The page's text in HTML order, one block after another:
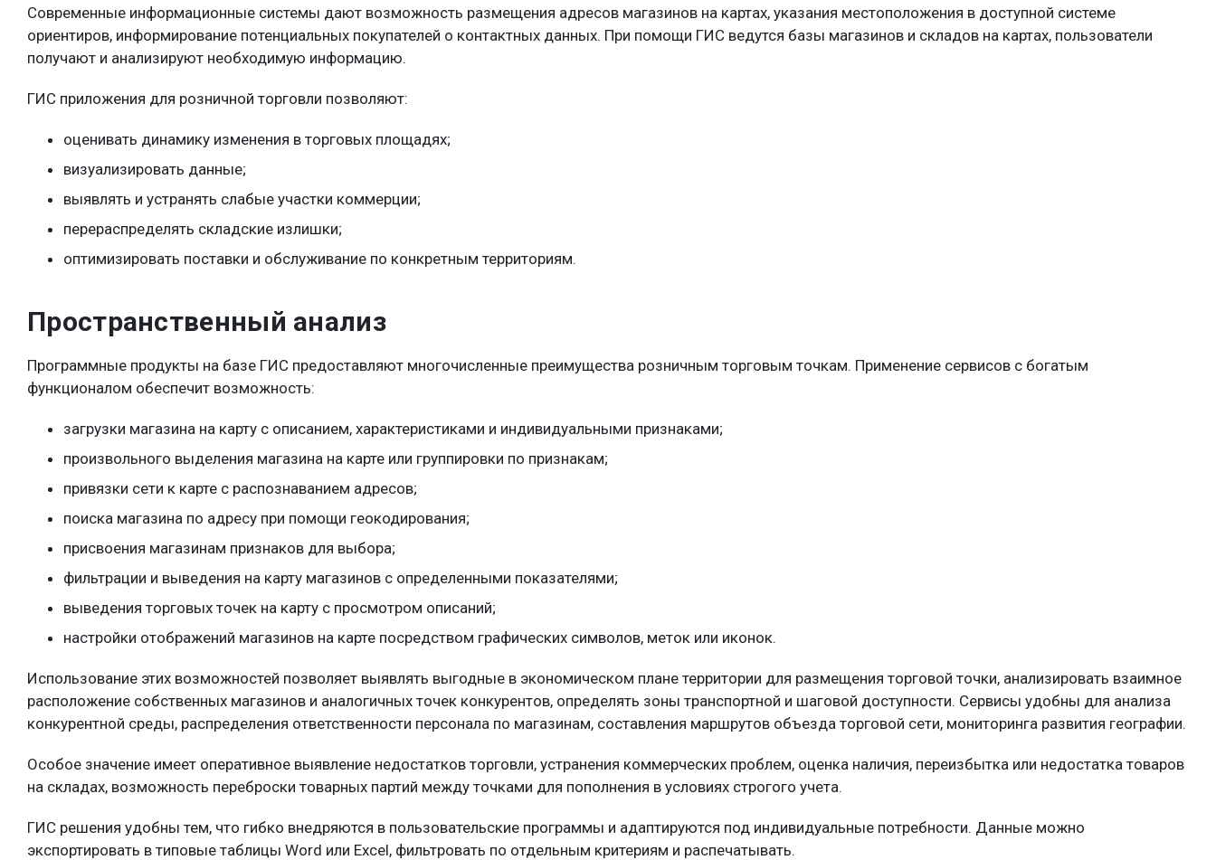
Современные информационные системы дают возможность размещения адресов магазинов на картах, указания местоположения в доступной системе
ориентиров, информирование потенциальных покупателей о контактных данных. При помощи ГИС ведутся базы магазинов и складов на картах, пользователи
получают и анализируют необходимую информацию.
ГИС приложения для розничной торговли позволяют:
оценивать динамику изменения в торговых площадях;
визуализировать данные;
выявлять и устранять слабые участки коммерции;
перераспределять складские излишки;
оптимизировать поставки и обслуживание по конкретным территориям.
Пространственный анализ
Программные продукты на базе ГИС предоставляют многочисленные преимущества розничным торговым точкам. Применение сервисов с богатым
функционалом обеспечит возможность:
загрузки магазина на карту с описанием, характеристиками и индивидуальными признаками;
произвольного выделения магазина на карте или группировки по признакам;
привязки сети к карте с распознаванием адресов;
поиска магазина по адресу при помощи геокодирования;
присвоения магазинам признаков для выбора;
фильтрации и выведения на карту магазинов с определенными показателями;
выведения торговых точек на карту с просмотром описаний;
настройки отображений магазинов на карте посредством графических символов, меток или иконок.
Использование этих возможностей позволяет выявлять выгодные в экономическом плане территории для размещения торговой точки, анализировать взаимное
расположение собственных магазинов и аналогичных точек конкурентов, определять зоны транспортной и шаговой доступности. Сервисы удобны для анализа
конкурентной среды, распределения ответственности персонала по магазинам, составления маршрутов объезда торговой сети, мониторинга развития географии.
Особое значение имеет оперативное выявление недостатков торговли, устранения коммерческих проблем, оценка наличия, переизбытка или недостатка товаров
на складах, возможность переброски товарных партий между точками для пополнения в условиях строгого учета.
ГИС решения удобны тем, что гибко внедряются в пользовательские программы и адаптируются под индивидуальные потребности. Данные можно
экспортировать в типовые таблицы Word или Excel, фильтровать по отдельным критериям и распечатывать.